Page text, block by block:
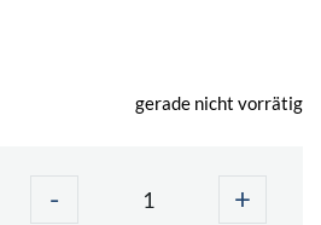
gerade nicht vorrätig
- +